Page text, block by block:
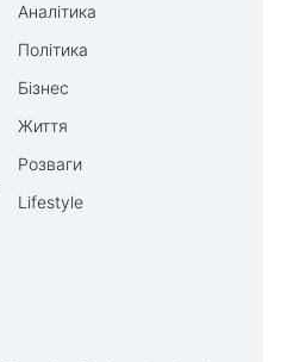
Аналітика
Політика
Бізнес
Життя
Розваги
Lifestyle